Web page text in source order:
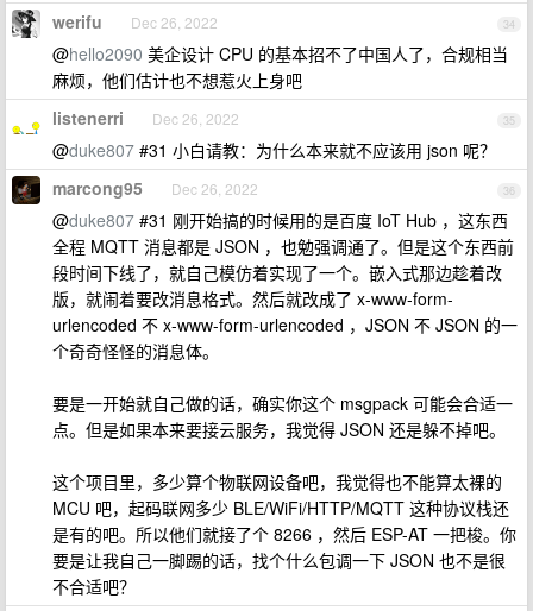
34
werifu Dec 26, 2022
@hello2090 美企设计 CPU 的基本招不了中国人了，合规相当
麻烦，他们估计也不想惹火上身吧
35
listenerri Dec 26, 2022
@duke807 #31 小白请教：为什么本来就不应该用 json 呢？
36
marcong95 Dec 26, 2022
@duke807 #31 刚开始搞的时候用的是百度 IoT Hub ，这东西
全程 MQTT 消息都是 JSON ，也勉强调通了。但是这个东西前
段时间下线了，就自己模仿着实现了一个。嵌入式那边趁着改
版，就闹着要改消息格式。然后就改成了 x-www-form-
urlencoded 不 x-www-form-urlencoded ，JSON 不 JSON 的一
个奇奇怪怪的消息体。
要是一开始就自己做的话，确实你这个 msgpack 可能会合适一
点。但是如果本来要接云服务，我觉得 JSON 还是躲不掉吧。
这个项目里，多少算个物联网设备吧，我觉得也不能算太裸的
MCU 吧，起码联网多少 BLE/WiFi/HTTP/MQTT 这种协议栈还
是有的吧。所以他们就接了个 8266 ，然后 ESP-AT 一把梭。你
要是让我自己一脚踢的话，找个什么包调一下 JSON 也不是很
不合适吧？